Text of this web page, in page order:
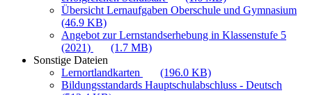
Übersicht Lernaufgaben Oberschule und Gymnasium
(46.9 KB)
Angebot zur Lernstandserhebung in Klassenstufe 5
(2021)
(1.7 MB)
Sonstige Dateien
Lernortlandkarten
(196.0 KB)
Bildungsstandards Hauptschulabschluss - Deutsch